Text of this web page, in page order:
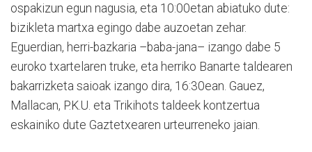
ospakizun egun nagusia, eta 10:00etan abiatuko dute:
bizikleta martxa egingo dabe auzoetan zehar.
Eguerdian, herri-bazkaria –baba-jana– izango dabe 5
euroko txartelaren truke, eta herriko Banarte taldearen
bakarrizketa saioak izango dira, 16:30ean. Gauez,
Mallacan, P.K.U. eta Trikihots taldeek kontzertua
eskainiko dute Gaztetxearen urteurreneko jaian.